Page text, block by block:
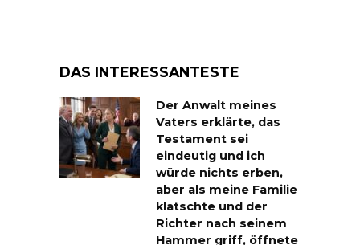
DAS INTERESSANTESTE
Der Anwalt meines
Vaters erklärte, das
Testament sei
eindeutig und ich
würde nichts erben,
aber als meine Familie
klatschte und der
Richter nach seinem
Hammer griff, öffnete